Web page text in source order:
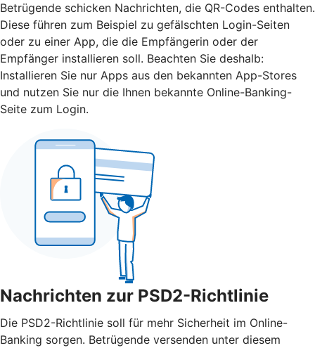
Betrügende schicken Nachrichten, die QR-Codes enthalten.
Diese führen zum Beispiel zu gefälschten Login-Seiten
oder zu einer App, die die Empfängerin oder der
Empfänger installieren soll. Beachten Sie deshalb:
Installieren Sie nur Apps aus den bekannten App-Stores
und nutzen Sie nur die Ihnen bekannte Online-Banking-
Seite zum Login.
Nachrichten zur PSD2-Richtlinie
Die PSD2-Richtlinie soll für mehr Sicherheit im Online-
Banking sorgen. Betrügende versenden unter diesem